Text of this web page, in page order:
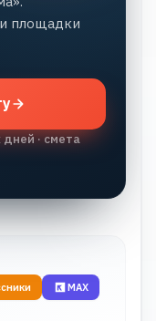
площадки
· смета
MAX